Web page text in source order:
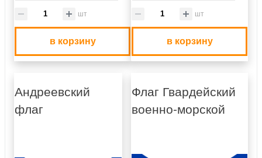
шт
в корзину
шт
в корзину
Андреевский
флаг
Флаг Гвардейский
военно-морской